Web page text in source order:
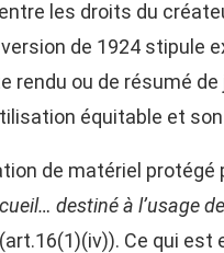
les droits du
de 1924 stipule
rendu ou de résumé
équitable et
de matériel protégé
destiné à l’usage
Ce qui